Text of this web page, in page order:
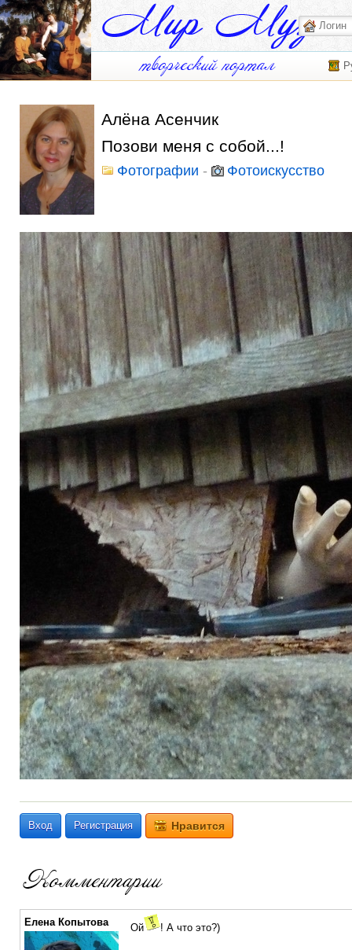
Алёна Асенчик
Позови меня с собой...!
Фотографии - Фотоискусство
Вход Регистрация Нравится
Елена Копытова Ой ! А что это?)